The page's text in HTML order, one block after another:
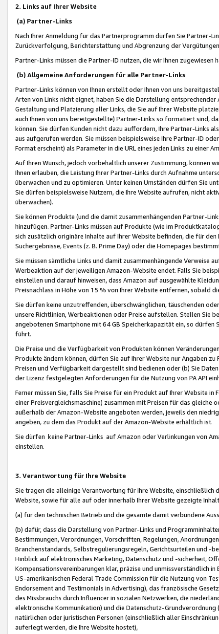
2. Links auf Ihrer Website
(a) Partner-Links
Nach Ihrer Anmeldung für das Partnerprogramm dürfen Sie Partner-
Zurückverfolgung, Berichterstattung und Abgrenzung der
Partner-Links müssen die Partner-ID nutzen, die wir Ihnen zugewiesen
(b) Allgemeine Anforderungen für alle Partner-Links
Partner-Links können von Ihnen erstellt oder Ihnen von uns
Arten von Links nicht eignet, haben Sie die Darstellung
Gestaltung und Platzierung aller Links, die Sie auf Ihrer Website
auch Ihnen von uns bereitgestellte) Partner-Links so formatiert sind,
können. Sie dürfen Kunden nicht dazu auffordern, Ihre Partner-Links
aus aufgerufen werden. Sie müssen beispielsweise Ihre Partner-ID
Format erscheint) als Parameter in die URL eines jeden Links zu einer
Auf Ihren Wunsch, jedoch vorbehaltlich unserer Zustimmung, können
Ihnen erlauben, die Leistung Ihrer Partner-Links durch Aufnahme
überwachen und zu optimieren. Unter keinen Umständen dürfen Sie
Sie dürfen beispielsweise Nutzern, die Ihre Website aufrufen, nicht
überwachen).
Sie können Produkte (und die damit zusammenhängenden Partner-
hinzufügen. Partner-Links müssen auf Produkte (wie im
sich zusätzlich originäre Inhalte auf Ihrer Website befinden, die für
Suchergebnisse, Events (z. B. Prime Day) oder die Homepages
Sie müssen sämtliche Links und damit zusammenhängende
Werbeaktion auf der jeweiligen Amazon-Website endet. Falls Sie
einstellen und darauf hinweisen, dass Amazon auf ausgewählte
Preisnachlass in Höhe von 15 % von Ihrer Website entfernen, sobald
Sie dürfen keine unzutreffenden, überschwänglichen, täuschenden
unsere Richtlinien, Werbeaktionen oder Preise aufstellen. Stellen Sie
angebotenen Smartphone mit 64 GB Speicherkapazität ein, so dürfen
führt.
Die Preise und die Verfügbarkeit von Produkten können
Produkte ändern können, dürfen Sie auf Ihrer Website nur Angaben
Preisen und Verfügbarkeit dargestellt sind bedienen oder (b) Sie
der Lizenz festgelegten Anforderungen für die Nutzung von PA API
Ferner müssen Sie, falls Sie Preise für ein Produkt auf Ihrer Website
einer Preisvergleichsmaschine) zusammen mit Preisen für das
außerhalb der Amazon-Website angeboten werden, jeweils den
angeben, zu dem das Produkt auf der Amazon-Website erhältlich ist.
Sie dürfen keine Partner-Links auf Amazon oder Verlinkungen von
einstellen.
3. Verantwortung für Ihre Website
Sie tragen die alleinige Verantwortung für Ihre Website,
Website, sowie für alle auf oder innerhalb Ihrer Website gezeigte
(a) für den technischen Betrieb und die gesamte damit verbundene
(b) dafür, dass die Darstellung von Partner-Links und
Bestimmungen, Verordnungen, Vorschriften, Regelungen,
Branchenstandards, Selbstregulierungsregeln, Gerichtsurteilen und -
Hinblick auf elektronisches Marketing, Datenschutz und -sicherheit,
Kompensationsvereinbarungen klar, präzise und unmissverständlich
US-amerikanischen Federal Trade Commission für die Nutzung von
Endorsement and Testimonials in Advertising), das französische
des Missbrauchs durch Influencer in sozialen Netzwerken, die
elektronische Kommunikation) und die Datenschutz-
natürlichen oder juristischen Personen (einschließlich aller
auferlegt werden, die Ihre Website hostet),